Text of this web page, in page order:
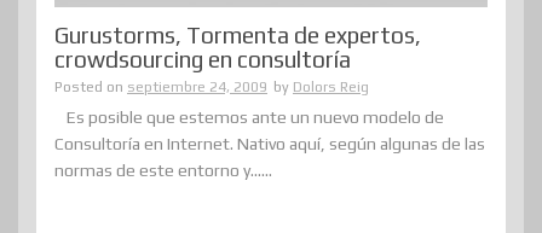
Gurustorms, Tormenta de expertos,
crowdsourcing en consultoría
Posted on septiembre 24, 2009 by Dolors Reig
Es posible que estemos ante un nuevo modelo de
Consultoría en Internet. Nativo aquí, según algunas de las
normas de este entorno y......